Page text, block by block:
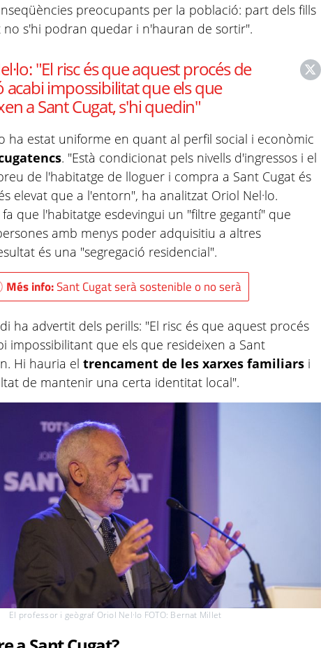
preocupants per la població: part dels fills
no s'hi podran quedar i n'hauran de sortir".
"El risc és que aquest procés de
acabi impossibilitat que els que
a Sant Cugat, s'hi quedin"
ha estat uniforme en quant al perfil social i econòmic
. "Està condicionat pels nivells d'ingressos i el
de l'habitatge de lloguer i compra a Sant Cugat és
elevat que a l'entorn", ha analitzat Oriol Nel·lo.
que l'habitatge esdevingui un "filtre gegantí" que
amb menys poder adquisitiu a altres
és una "segregació residencial".
Més info:Sant Cugat serà sostenible o no serà
ha advertit dels perills: "El risc és que aquest procés
impossibilitant que els que resideixen a Sant
Hi hauria eltrencament de les xarxes familiars i
de mantenir una certa identitat local".
El professor i geògraf Oriol Nel·lo FOTO: Bernat Millet